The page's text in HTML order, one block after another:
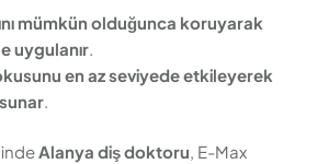
mümkün olduğunca koruyarak
uygulanır.
en az seviyede etkileyerek
.
Alanya diş doktoru, E-Max